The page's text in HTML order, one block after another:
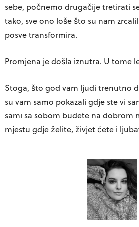
sebe, počnemo drugačije tretirati
tako, sve ono loše što su nam
posve transformira.
Promjena je došla iznutra. U tome
Stoga, što god vam ljudi trenutno
su vam samo pokazali gdje ste vi
sami sa sobom budete na dobrom
mjestu gdje želite, živjet ćete i